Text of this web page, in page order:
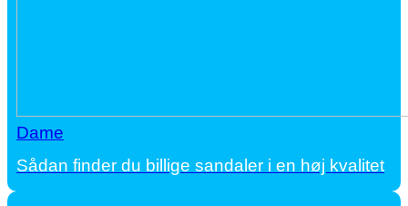
Dame
Sådan finder du billige sandaler i en høj kvalitet